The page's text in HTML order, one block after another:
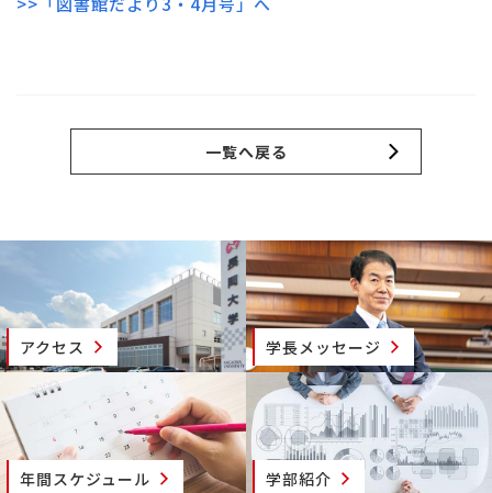
一覧へ戻る
アクセス 学長メッセージ
年間スケジュール 学部紹介